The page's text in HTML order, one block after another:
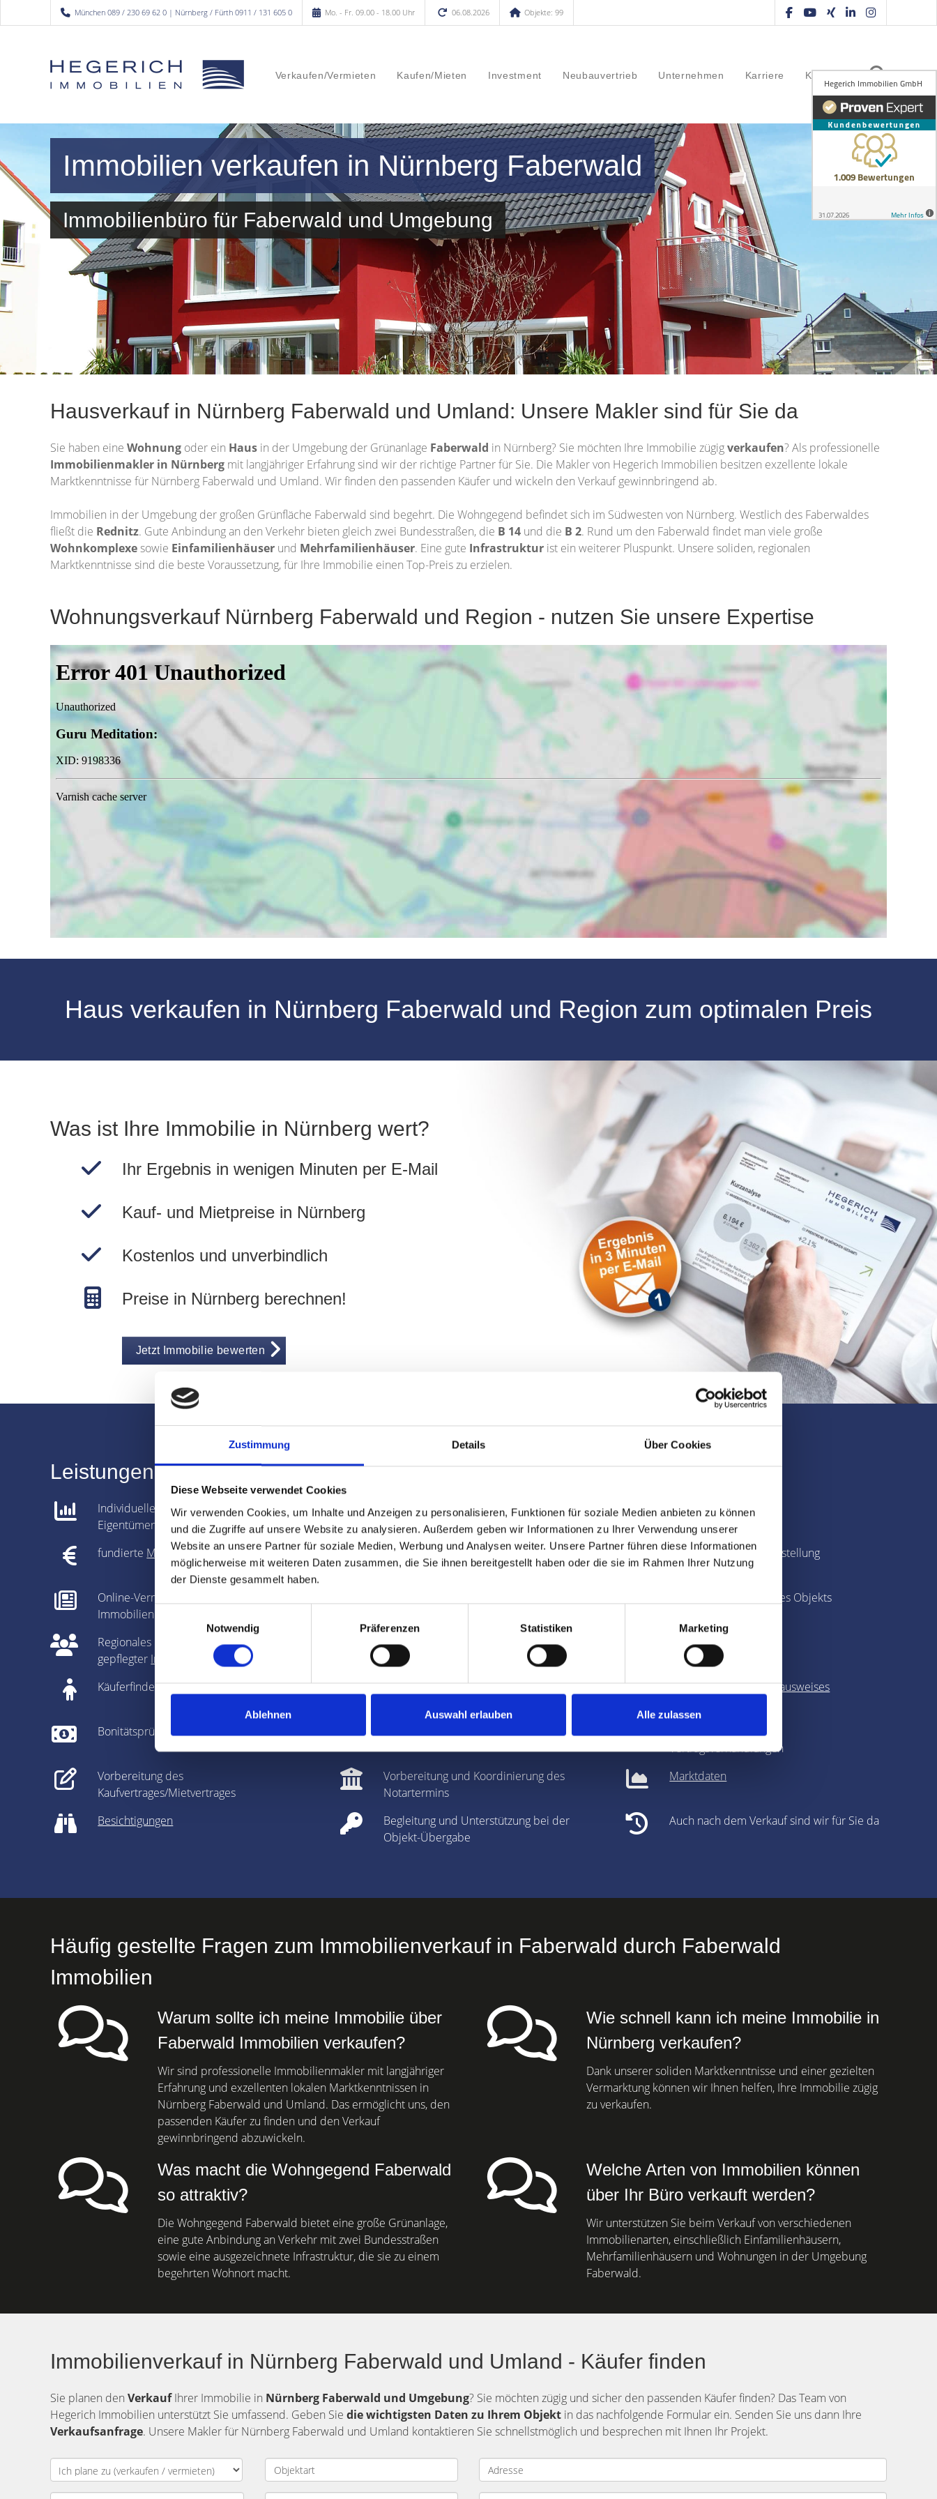
Zustimmung Details Über Cookies
Diese Webseite verwendet Cookies
Wir verwenden Cookies, um Inhalte und Anzeigen zu personalisieren, Funktionen für soziale Medien anbieten zu können
und die Zugriffe auf unsere Website zu analysieren. Außerdem geben wir Informationen zu Ihrer Verwendung unserer
Website an unsere Partner für soziale Medien, Werbung und Analysen weiter. Unsere Partner führen diese Informationen
möglicherweise mit weiteren Daten zusammen, die Sie ihnen bereitgestellt haben oder die sie im Rahmen Ihrer Nutzung
der Dienste gesammelt haben.
Notwendig
Präferenzen Statistiken Marketing
Ablehnen Auswahl erlauben Alle zulassen
München 089 / 230 69 62 0 | Nürnberg / Fürth 0911 / 131 605 0 Mo. - Fr. 09.00 - 18.00 Uhr 06.08.2026 Objekte: 99
Verkaufen/Vermieten Kaufen/Mieten Investment Neubauvertrieb Unternehmen Karriere Kontakt
Immobilien verkaufen in Nürnberg Faberwald
Immobilienbüro für Faberwald und Umgebung
Hausverkauf in Nürnberg Faberwald und Umland: Unsere Makler sind für Sie da
Sie haben eine Wohnung oder ein Haus in der Umgebung der Grünanlage Faberwald in Nürnberg? Sie möchten Ihre Immobilie zügigverkaufen? Als professionelle
Immobilienmakler in Nürnberg mit langjähriger Erfahrung sind wir der richtige Partner für Sie. Die Makler von Hegerich Immobilien besitzen exzellente lokale
Marktkenntnisse für Nürnberg Faberwald und Umland. Wir finden den passenden Käufer und wickeln den Verkauf gewinnbringend ab.
Immobilien in der Umgebung der großen Grünfläche Faberwald sind begehrt. Die Wohngegend befindet sich im Südwesten von Nürnberg. Westlich des Faberwaldes
fließt die Rednitz. Gute Anbindung an den Verkehr bieten gleich zwei Bundesstraßen, die B 14 und die B 2. Rund um den Faberwald findet man viele große
Wohnkomplexesowie Einfamilienhäuser und Mehrfamilienhäuser. Eine gute Infrastruktur ist ein weiterer Pluspunkt. Unsere soliden, regionalen
Marktkenntnisse sind die beste Voraussetzung, für Ihre Immobilie einen Top-Preis zu erzielen.
Wohnungsverkauf Nürnberg Faberwald und Region - nutzen Sie unsere Expertise
Haus verkaufen in Nürnberg Faberwald und Region zum optimalen Preis
Was ist Ihre Immobilie in Nürnberg wert?
Ihr Ergebnis in wenigen Minuten per E-Mail
Kauf- und Mietpreise in Nürnberg
Kostenlos und unverbindlich
Preise in Nürnberg berechnen!
Jetzt Immobilie bewerten
Leistungen für Immobilien-Verkäufer in Nürnberg Faberwald und Region
Individuelle Analyse gemeinsam mit dem
Eigentümer
Klärung baurechtlicher Fragen bei
Immobilienverkauf
Immobilienbewertung
fundierte Marktpreisanalyse
Fachmännische und individuelle
Vermarktung
Fotografie & Exposé-Erstellung
Online-Vermarktung auf allen relevanten
Immobilienportalen
360-Grad-Panorama des Objekts
Regionales Netzwerk inklusive sehr gut
gepflegter Interessentenkartei
Auf Wunsch diskrete Direktvermittlung Objekt-Live-Tracking
Käuferfinder/Mieterfinder
Zusammenstellung aller benötigten
Erstellung desEnergieausweises
Bonitätsprüfung der Interessenten Prüfung der Finanzierung des Käufers
Unterstützung bei den
Vertragsverhandlungen
Vorbereitung des
Kaufvertrages/Mietvertrages
Vorbereitung und Koordinierung des
Notartermins
Marktdaten
Besichtigungen
Begleitung und Unterstützung bei der
Objekt-Übergabe
Auch nach dem Verkauf sind wir für Sie da
Häufig gestellte Fragen zum Immobilienverkauf in Faberwald durch Faberwald
Immobilien
Warum sollte ich meine Immobilie über
Faberwald Immobilien verkaufen?
Wir sind professionelle Immobilienmakler mit langjähriger
Erfahrung und exzellenten lokalen Marktkenntnissen in
Nürnberg Faberwald und Umland. Das ermöglicht uns, den
passenden Käufer zu finden und den Verkauf
gewinnbringend abzuwickeln.
Wie schnell kann ich meine Immobilie in
Nürnberg verkaufen?
Dank unserer soliden Marktkenntnisse und einer gezielten
Vermarktung können wir Ihnen helfen, Ihre Immobilie zügig
zu verkaufen.
Was macht die Wohngegend Faberwald
so attraktiv?
Die Wohngegend Faberwald bietet eine große Grünanlage,
eine gute Anbindung an Verkehr mit zwei Bundesstraßen
sowie eine ausgezeichnete Infrastruktur, die sie zu einem
begehrten Wohnort macht.
Welche Arten von Immobilien können
über Ihr Büro verkauft werden?
Wir unterstützen Sie beim Verkauf von verschiedenen
Immobilienarten, einschließlich Einfamilienhäusern,
Mehrfamilienhäusern und Wohnungen in der Umgebung
Faberwald.
Immobilienverkauf in Nürnberg Faberwald und Umland - Käufer finden
Sie planen den VerkaufIhrer Immobilie in Nürnberg Faberwald und Umgebung? Sie möchten zügig und sicher den passenden Käufer finden? Das Team von
Hegerich Immobilien unterstützt Sie umfassend. Geben Sie diewichtigsten Daten zu Ihrem Objekt in das nachfolgende Formular ein. Senden Sie uns dann Ihre
Verkaufsanfrage. Unsere Makler für Nürnberg Faberwald und Umland kontaktieren Sie schnellstmöglich und besprechen mit Ihnen Ihr Projekt.